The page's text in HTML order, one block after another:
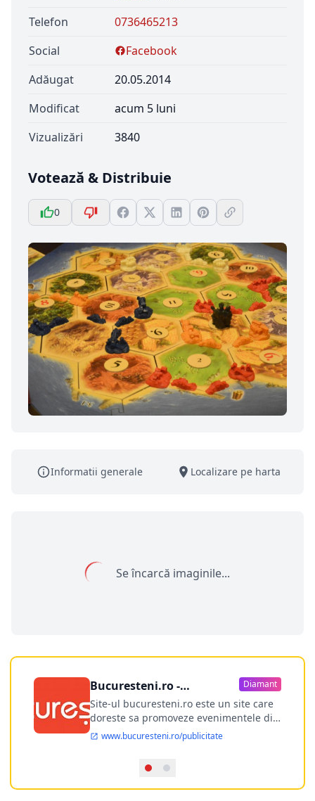
Telefon
0736465213
Social
Facebook
Adăugat
20.05.2014
Modificat
acum 5 luni
Vizualizări
3840
Votează & Distribuie
0
Informatii generale Localizare pe harta
Se încarcă imaginile...
Bucuresteni.ro -
publicitate online
Diamant
Site-ul bucuresteni.ro este un site care
doreste sa promoveze evenimentele din
Bucuresti si nu numai, sa puna la
Bucuresti-ului, si in acelasi timp sa
ofere posibilitatea firmel...
www.bucuresteni.ro/publicitate